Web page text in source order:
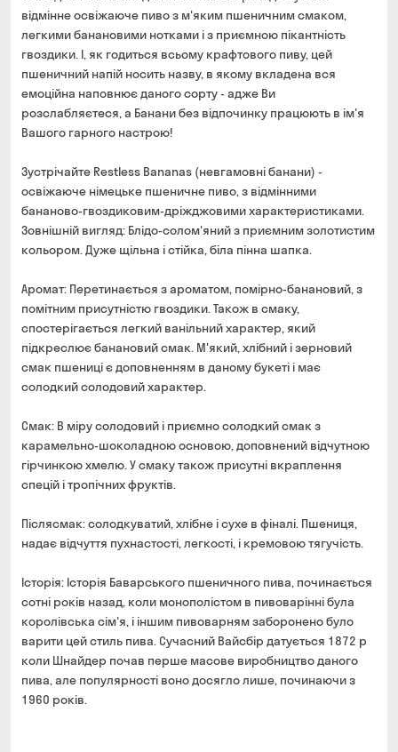
відмінне освіжаюче пиво з м'яким пшеничним смаком,
легкими банановими нотками і з приємною пікантність
гвоздики. І, як годиться всьому крафтового пиву, цей
пшеничний напій носить назву, в якому вкладена вся
емоційна наповнює даного сорту - адже Ви
розслабляєтеся, а Банани без відпочинку працюють в ім'я
Вашого гарного настрою!
Зустрічайте Restless Bananas (невгамовні банани) -
освіжаюче німецьке пшеничне пиво, з відмінними
бананово-гвоздиковим-дріжджовими характеристиками.
Зовнішній вигляд: Блідо-солом'яний з приємним золотистим
кольором. Дуже щільна і стійка, біла пінна шапка.
Аромат: Перетинається з ароматом, помірно-банановий, з
помітним присутністю гвоздики. Також в смаку,
спостерігається легкий ванільний характер, який
підкреслює банановий смак. М'який, хлібний і зерновий
смак пшениці є доповненням в даному букеті і має
солодкий солодовий характер.
Смак: В міру солодовий і приємно солодкий смак з
карамельно-шоколадною основою, доповнений відчутною
гірчинкою хмелю. У смаку також присутні вкраплення
спецій і тропічних фруктів.
Післясмак: солодкуватий, хлібне і сухе в фіналі. Пшениця,
надає відчуття пухнастості, легкості, і кремовою тягучість.
Історія: Історія Баварського пшеничного пива, починається
сотні років назад, коли монополістом в пивоварінні була
королівська сім'я, і ​​іншим пивоварням заборонено було
варити цей стиль пива. Сучасний Вайсбір датується 1872 р
коли Шнайдер почав перше масове виробництво даного
пива, але популярності воно досягло лише, починаючи з
1960 років.